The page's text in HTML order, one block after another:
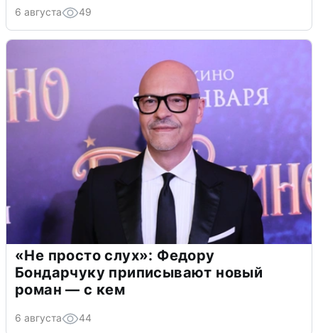
6 августа 49
«Не просто слух»: Федору
Бондарчуку приписывают новый
роман — с кем
6 августа 44